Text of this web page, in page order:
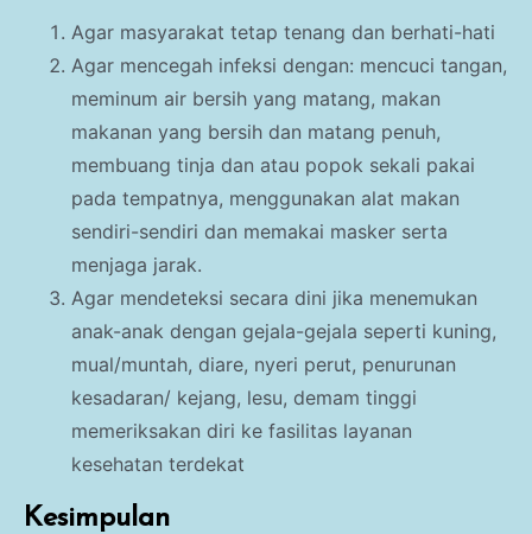
Agar masyarakat tetap tenang dan berhati-hati
Agar mencegah infeksi dengan: mencuci tangan,
meminum air bersih yang matang, makan
makanan yang bersih dan matang penuh,
membuang tinja dan atau popok sekali pakai
pada tempatnya, menggunakan alat makan
sendiri-sendiri dan memakai masker serta
menjaga jarak.
Agar mendeteksi secara dini jika menemukan
anak-anak dengan gejala-gejala seperti kuning,
mual/muntah, diare, nyeri perut, penurunan
kesadaran/ kejang, lesu, demam tinggi
memeriksakan diri ke fasilitas layanan
kesehatan terdekat
Kesimpulan